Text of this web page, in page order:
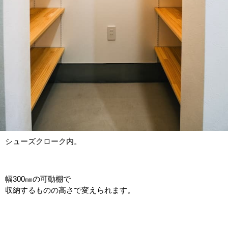
シューズクローク内。
幅300㎜の可動棚で
収納するものの高さで変えられます。